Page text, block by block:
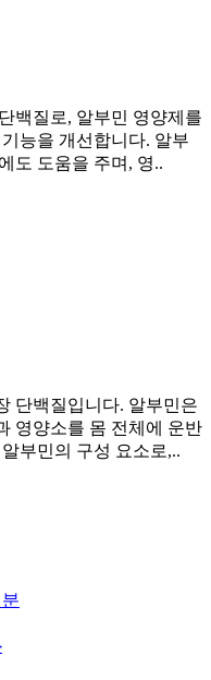
백질로, 알부민 영양제를
능을 개선합니다. 알부
도 도움을 주며, 영..
단백질입니다. 알부민은
영양소를 몸 전체에 운반
부민의 구성 요소로,..